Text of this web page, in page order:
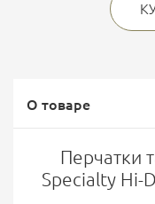
О товаре
Перчатки
Specialty Hi-